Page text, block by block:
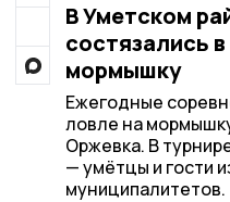
В Уметском
состязались
мормышку
Ежегодные
ловле на
Оржевка. В
— умётцы и гости
муниципалитетов.